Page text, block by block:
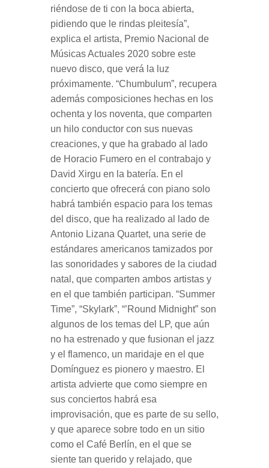
riéndose de ti con la boca abierta,
pidiendo que le rindas pleitesía”,
explica el artista, Premio Nacional de
Músicas Actuales 2020 sobre este
nuevo disco, que verá la luz
próximamente. “Chumbulum”, recupera
además composiciones hechas en los
ochenta y los noventa, que comparten
un hilo conductor con sus nuevas
creaciones, y que ha grabado al lado
de Horacio Fumero en el contrabajo y
David Xirgu en la batería. En el
concierto que ofrecerá con piano solo
habrá también espacio para los temas
del disco, que ha realizado al lado de
Antonio Lizana Quartet, una serie de
estándares americanos tamizados por
las sonoridades y sabores de la ciudad
natal, que comparten ambos artistas y
en el que también participan. “Summer
Time”, “Skylark”, “’Round Midnight” son
algunos de los temas del LP, que aún
no ha estrenado y que fusionan el jazz
y el flamenco, un maridaje en el que
Domínguez es pionero y maestro. El
artista advierte que como siempre en
sus conciertos habrá esa
improvisación, que es parte de su sello,
y que aparece sobre todo en un sitio
como el Café Berlín, en el que se
siente tan querido y relajado, que